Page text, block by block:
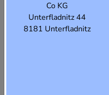
Co KG
Unterfladnitz 44
8181 Unterfladnitz